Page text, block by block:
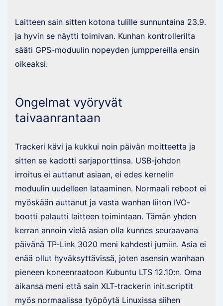
Laitteen sain sitten kotona tulille sunnuntaina 23.9.
ja hyvin se näytti toimivan. Kunhan kontrollerilta
sääti GPS-moduulin nopeyden jumppereilla ensin
oikeaksi.
Ongelmat vyöryvät
taivaanrantaan
Trackeri kävi ja kukkui noin päivän moitteetta ja
sitten se kadotti sarjaporttinsa. USB-johdon
irroitus ei auttanut asiaan, ei edes kernelin
moduulin uudelleen lataaminen. Normaali reboot ei
myöskään auttanut ja vasta wanhan liiton IVO-
bootti palautti laitteen toimintaan. Tämän yhden
kerran annoin vielä asian olla kunnes seuraavana
päivänä TP-Link 3020 meni kahdesti jumiin. Asia ei
enää ollut hyväksyttävissä, joten asensin wanhaan
pieneen koneenraatoon Kubuntu LTS 12.10:n. Oma
aikansa meni että sain XLT-trackerin init.scriptit
myös normaalissa työpöytä Linuxissa siihen